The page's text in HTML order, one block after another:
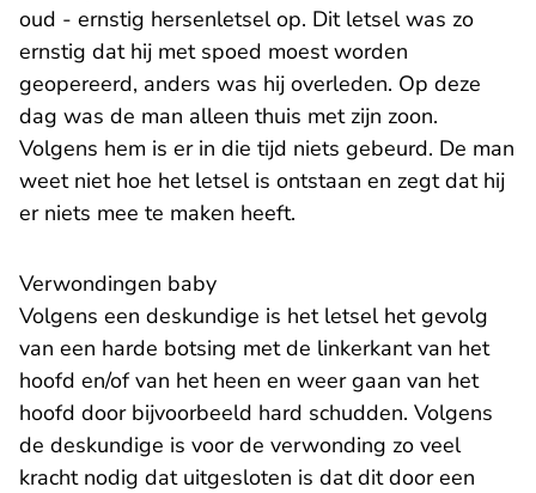
oud - ernstig hersenletsel op. Dit letsel was zo
ernstig dat hij met spoed moest worden
geopereerd, anders was hij overleden. Op deze
dag was de man alleen thuis met zijn zoon.
Volgens hem is er in die tijd niets gebeurd. De man
weet niet hoe het letsel is ontstaan en zegt dat hij
er niets mee te maken heeft.
Verwondingen baby
Volgens een deskundige is het letsel het gevolg
van een harde botsing met de linkerkant van het
hoofd en/of van het heen en weer gaan van het
hoofd door bijvoorbeeld hard schudden. Volgens
de deskundige is voor de verwonding zo veel
kracht nodig dat uitgesloten is dat dit door een